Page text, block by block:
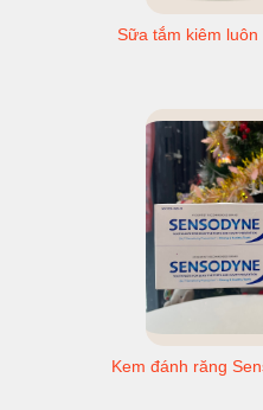
Sữa tắm kiêm
Kem đánh răng